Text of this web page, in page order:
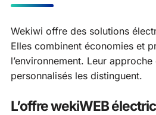
Wekiwi offre des solutions
Elles combinent économies et
l’environnement. Leur
personnalisés les distinguent.
L’offre wekiWEB